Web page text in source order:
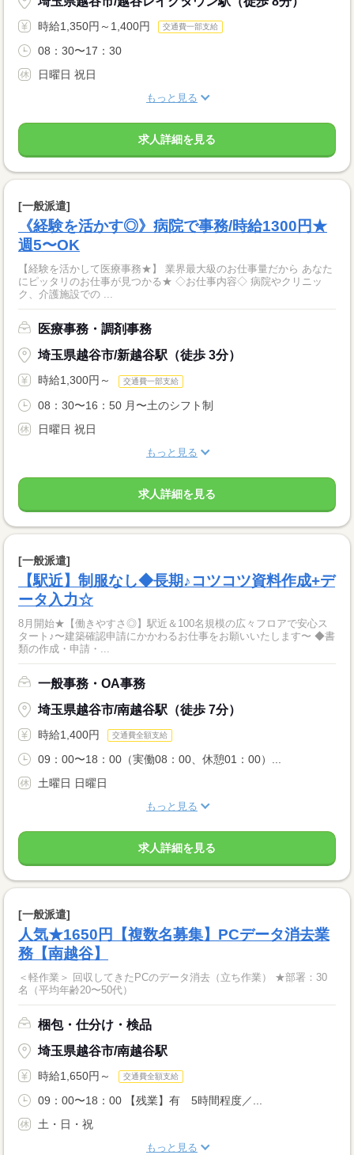
時給1,350円～1,400円 交通費一部支給
08：30〜17：30
日曜日 祝日
もっと見る
求人詳細を見る
[一般派遣]
《経験を活かす◎》病院で事務/時給1300円★
週5〜OK
【経験を活かして医療事務★】 業界最大級のお仕事量だから あなた
にピッタリのお仕事が見つかる★ ◇お仕事内容◇ 病院やクリニッ
ク、介護施設での ...
医療事務・調剤事務
埼玉県越谷市/新越谷駅（徒歩 3分）
時給1,300円～ 交通費一部支給
08：30〜16：50 月〜土のシフト制
日曜日 祝日
もっと見る
求人詳細を見る
[一般派遣]
【駅近】制服なし◆長期♪コツコツ資料作成+デ
ータ入力☆
8月開始★【働きやすさ◎】駅近＆100名規模の広々フロアで安心ス
タート♪〜建築確認申請にかかわるお仕事をお願いいたします〜 ◆書
類の作成・申請・...
一般事務・OA事務
埼玉県越谷市/南越谷駅（徒歩 7分）
時給1,400円 交通費全額支給
09：00〜18：00（実働08：00、休憩01：00）...
土曜日 日曜日
もっと見る
求人詳細を見る
[一般派遣]
人気★1650円【複数名募集】PCデータ消去業
務【南越谷】
＜軽作業＞ 回収してきたPCのデータ消去（立ち作業） ★部署：30
名（平均年齢20〜50代）
梱包・仕分け・検品
埼玉県越谷市/南越谷駅
時給1,650円～ 交通費全額支給
09：00〜18：00 【残業】有 5時間程度／...
土・日・祝
もっと見る